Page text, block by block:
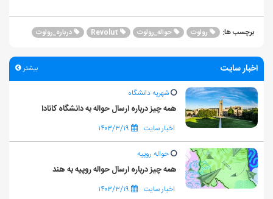
برچسب ها: رولوت حواله_رولوت درباره_رولوت
اخبار سایت بیشتر
شهریه دانشگاه
همه چیز درباره ارسال حواله به دانشگاه کانادا
اخبار سایت ۱۴۰۳/۳/۱۹
حواله روپیه
همه چیز درباره ارسال حواله روپیه به هند
اخبار سایت ۱۴۰۳/۳/۱۹